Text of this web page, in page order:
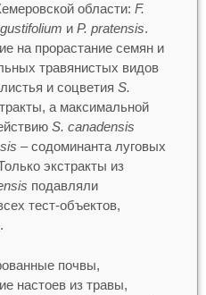
области: F.
и P. pratensis.
на прорастание семян и
травянистых видов
и соцветия S.
а максимальной
S. canadensis
– содоминанта луговых
экстракты из
подавляли
тест-объектов,
почвы,
настоев из травы,